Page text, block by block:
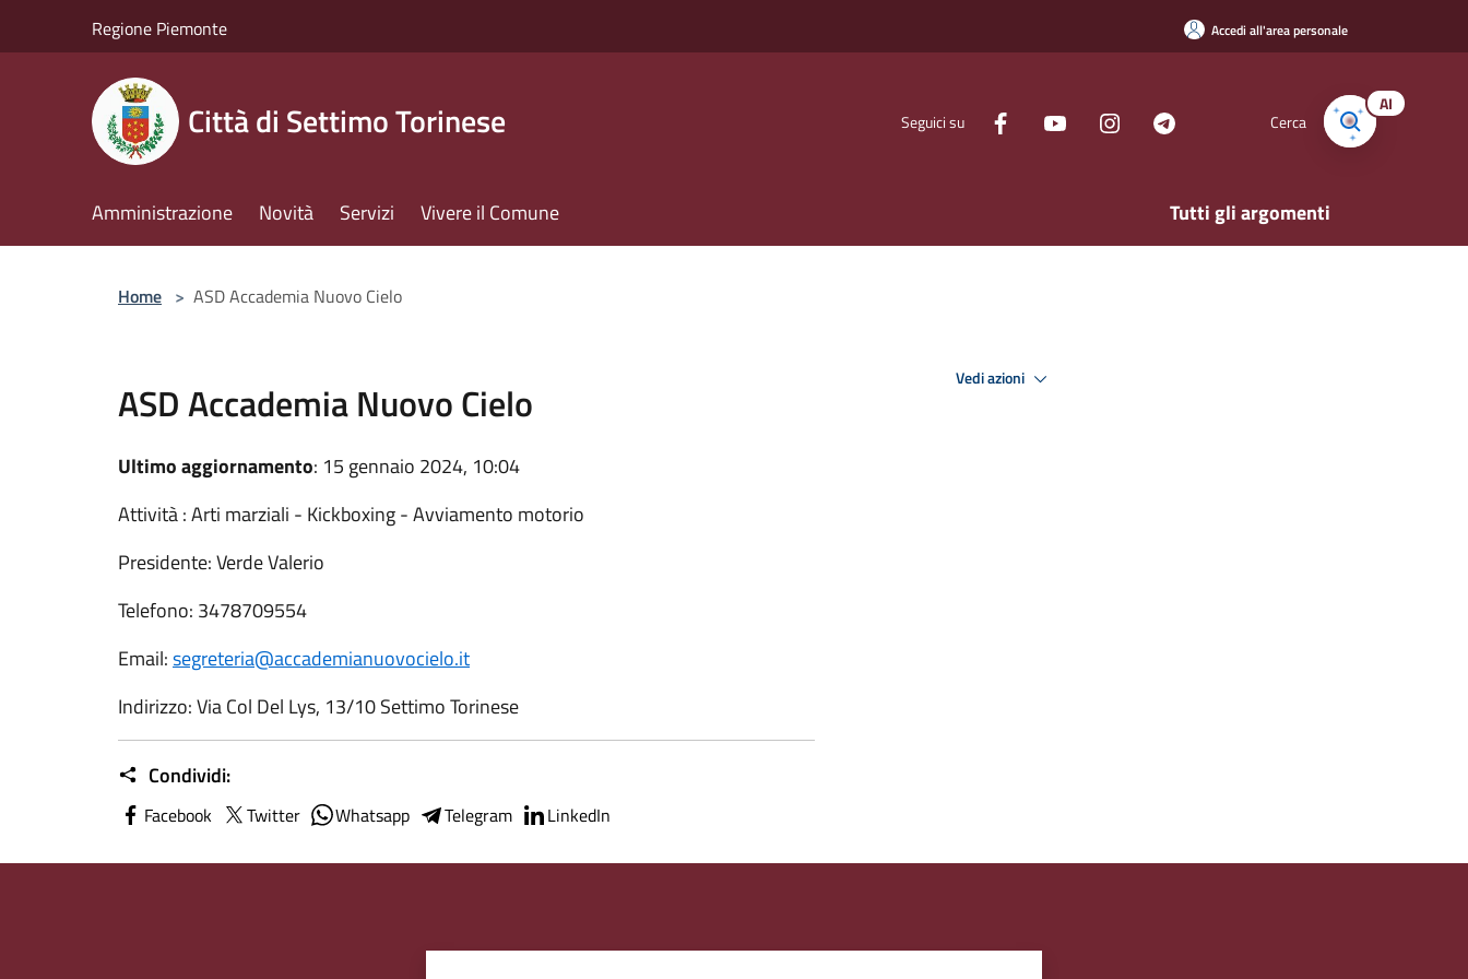
Regione Piemonte Accedi all'area personale
Città di Settimo Torinese Seguici su Cerca
AI
Amministrazione Novità Servizi Vivere il Comune Tutti gli argomenti
Home > ASD Accademia Nuovo Cielo
ASD Accademia Nuovo Cielo
Ultimo aggiornamento: 15 gennaio 2024, 10:04
Attività : Arti marziali - Kickboxing - Avviamento motorio
Presidente: Verde Valerio
Telefono: 3478709554
Email:segreteria@accademianuovocielo.it
Indirizzo: Via Col Del Lys, 13/10 Settimo Torinese
Condividi:
Facebook Twitter Whatsapp Telegram LinkedIn
Vedi azioni